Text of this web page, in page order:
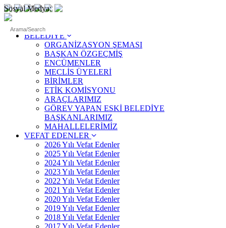
Sosyal Medya:
ANASAYFA
BELEDİYE
ORGANİZASYON ŞEMASI
BAŞKAN ÖZGEÇMİŞ
ENCÜMENLER
MECLİS ÜYELERİ
BİRİMLER
ETİK KOMİSYONU
ARAÇLARIMIZ
GÖREV YAPAN ESKİ BELEDİYE
BAŞKANLARIMIZ
MAHALLELERİMİZ
VEFAT EDENLER
2026 Yılı Vefat Edenler
2025 Yılı Vefat Edenler
2024 Yılı Vefat Edenler
2023 Yılı Vefat Edenler
2022 Yılı Vefat Edenler
2021 Yılı Vefat Edenler
2020 Yılı Vefat Edenler
2019 Yılı Vefat Edenler
2018 Yılı Vefat Edenler
2017 Yılı Vefat Edenler